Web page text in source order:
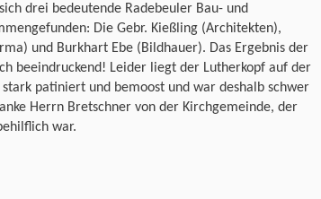
drei bedeutende Radebeuler Bau- und
Die Gebr. Kießling (Architekten),
und Burkhart Ebe (Bildhauer). Das Ergebnis der
beeindruckend! Leider liegt der Lutherkopf auf der
patiniert und bemoost und war deshalb schwer
Herrn Bretschner von der Kirchgemeinde, der
war.